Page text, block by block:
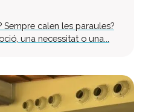
calen les paraules?
una necessitat o una...